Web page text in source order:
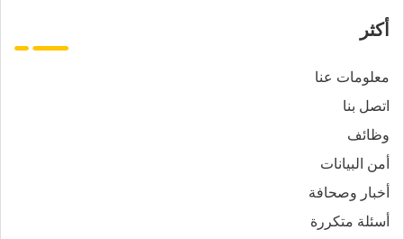
أكثر
معلومات عنا
اتصل بنا
وظائف
أمن البيانات
أخبار وصحافة
أسئلة متكررة